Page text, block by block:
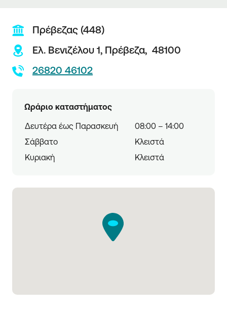
Πρέβεζας (448)
Ελ. Βενιζέλου 1, Πρέβεζα, 48100
26820 46102
Ωράριο καταστήματος
Δευτέρα έως Παρασκευή
08:00 – 14:00
Σάββατο
Κλειστά
Κυριακή
Κλειστά